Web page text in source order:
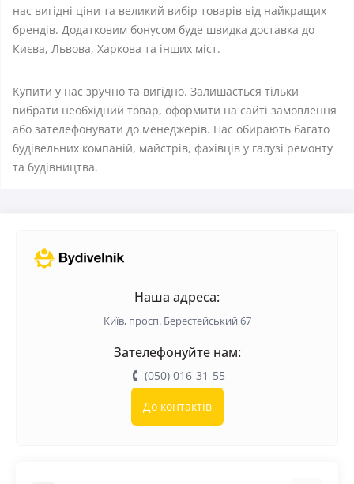
нас вигідні ціни та великий вибір товарів від найкращих
брендів. Додатковим бонусом буде швидка доставка до
Києва, Львова, Харкова та інших міст.
Купити у нас зручно та вигідно. Залишається тільки
вибрати необхідний товар, оформити на сайті замовлення
або зателефонувати до менеджерів. Нас обирають багато
будівельних компаній, майстрів, фахівців у галузі ремонту
та будівництва.
Наша адреса:
Київ, просп. Берестейський 67
Зателефонуйте нам:
(050) 016-31-55
До контактів